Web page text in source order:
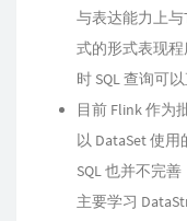
与表达能力上与
式的形式表现程
时 SQL 查询可
目前 Flink 作为
以 DataSet 使
SQL 也并不完
主要学习